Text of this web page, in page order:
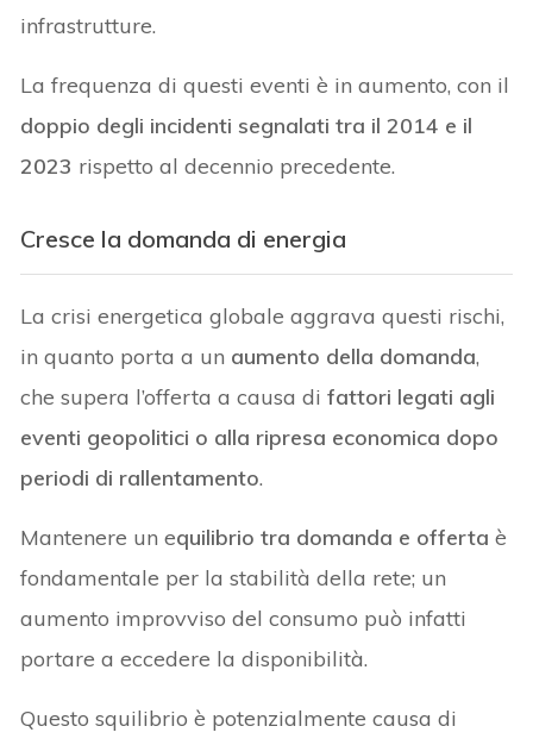
infrastrutture.
La frequenza di questi eventi è in aumento, con il
doppio degli incidenti segnalati tra il 2014 e il
2023 rispetto al decennio precedente.
Cresce la domanda di energia
La crisi energetica globale aggrava questi rischi,
in quanto porta a un aumento della domanda,
che supera l’offerta a causa di fattori legati agli
eventi geopolitici o alla ripresa economica dopo
periodi di rallentamento.
Mantenere un equilibrio tra domanda e offerta è
fondamentale per la stabilità della rete; un
aumento improvviso del consumo può infatti
portare a eccedere la disponibilità.
Questo squilibrio è potenzialmente causa di